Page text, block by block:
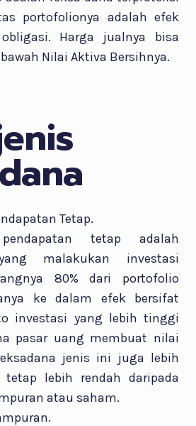
portofolionya adalah efek
Harga jualnya bisa
Nilai Aktiva Bersihnya.
Tetap.
pendapatan tetap adalah
malakukan investasi
80% dari portofolio
ke dalam efek bersifat
investasi yang lebih tinggi
pasar uang membuat nilai
jenis ini juga lebih
lebih rendah daripada
atau saham.